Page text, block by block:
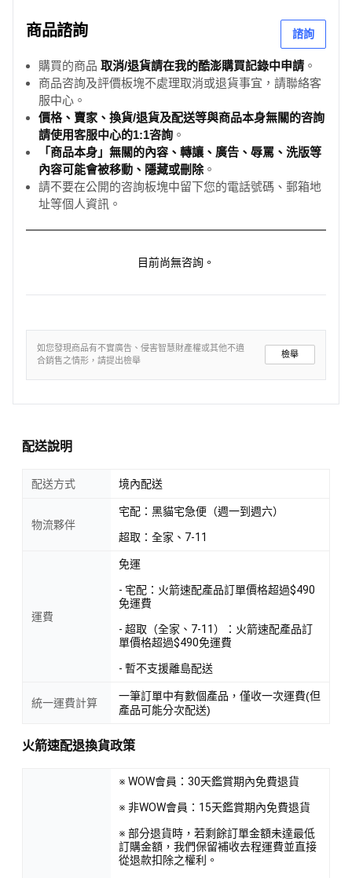
商品諮詢 諮詢
購買的商品 取消/退貨請在我的酷澎購買記錄中申請 。
商品咨詢及評價板塊不處理取消或退貨事宜，請聯絡客
服中心。
價格、賣家、換貨/退貨及配送等與商品本身無關的咨詢
請使用客服中心的1:1咨詢 。
「商品本身」無關的內容、轉讓、廣告、辱罵、洗版等
內容可能會被移動、隱藏或刪除。
請不要在公開的咨詢板塊中留下您的電話號碼、郵箱地
址等個人資訊。
目前尚無咨詢。
如您發現商品有不實廣告、侵害智慧財產權或其他不適
合銷售之情形，請提出檢舉
檢舉
配送說明
配送方式 境內配送
物流夥伴
宅配：黑貓宅急便（週一到週六）
超取：全家、7-11
運費
免運
- 宅配：火箭速配產品訂單價格超過$490
免運費
- 超取（全家、7-11）：火箭速配產品訂
單價格超過$490免運費
- 暫不支援離島配送
統一運費計算
一筆訂單中有數個產品，僅收一次運費(但
產品可能分次配送)
火箭速配退換貨政策
※ WOW會員：30天鑑賞期內免費退貨
※ 非WOW會員：15天鑑賞期內免費退貨
※ 部分退貨時，若剩餘訂單金額未達最低
訂購金額，我們保留補收去程運費並直接
從退款扣除之權利。